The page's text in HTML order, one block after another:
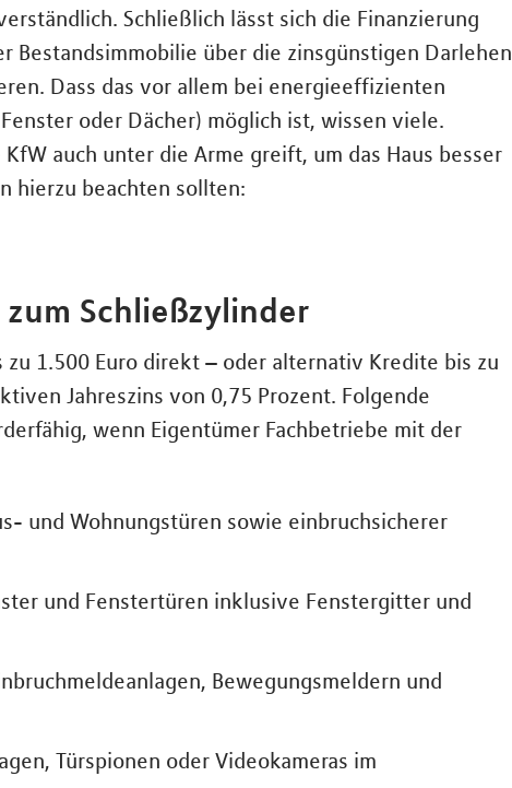
Schließlich lässt sich die Finanzierung
Bestandsimmobilie über die zinsgünstigen Darlehen
Dass das vor allem bei energieeffizienten
oder Dächer) möglich ist, wissen viele.
auch unter die Arme greift, um das Haus besser
hierzu beachten sollten:
Schließzylinder
1.500 Euro direkt – oder alternativ Kredite bis zu
Jahreszins von 0,75 Prozent. Folgende
wenn Eigentümer Fachbetriebe mit der
und Wohnungstüren sowie einbruchsicherer
und Fenstertüren inklusive Fenstergitter und
Bewegungsmeldern und
Türspionen oder Videokameras im